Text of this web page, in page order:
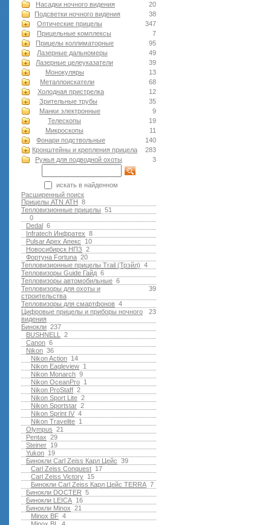
20
Насадки ночного видения
38
Подсветки ночного видения
347
Оптические прицелы
7
Прицельные комплексы
95
Прицелы коллиматорные
49
Лазерные дальномеры
39
Лазерные целеуказатели
13
Монокуляры
68
Металлоискатели
12
Холодная пристрелка
35
Зрительные трубы
9
Манки электронные
19
Телескопы
11
Микроскопы
140
Фонари подствольные
283
Кронштейны и крепления прицела
3
Ружья для подводной оxоты
искать в найденном
Расширенный поиск
8
Прицелы ATN АТН
51
Тепловизионные прицелы
0
6
Dedal
8
Infratech Инфратех
10
Pulsar Apex Апекс
2
Новосибирск НПЗ
20
Фортуна Fortuna
4
Тепловизионные прицелы Trail (Трэйл)
6
Тепловизоры Guide Гайд
6
Тепловизоры автомобильные
39
Тепловизоры для охоты и
строительства
4
Тепловизоры для смартфонов
23
Цифровые прицелы и приборы ночного
видения
237
Бинокли
2
BUSHNELL
6
Canon
36
Nikon
14
Nikon Action
1
Nikon Eagleview
9
Nikon Monarch
1
Nikon OceanPro
2
Nikon ProStaff
2
Nikon Sport Lite
2
Nikon Sportstar
4
Nikon Sprint IV
1
Nikon Travelite
21
Olympus
29
Pentax
19
Steiner
19
Yukon
39
Бинокли Carl Zeiss Карл Цейс
17
Carl Zeiss Conquest
15
Carl Zeiss Victory
7
Бинокли Carl Zeiss Карл Цейс TERRA
5
Бинокли DOCTER
16
Бинокли LEICA
21
Бинокли Minox
4
Minox BF